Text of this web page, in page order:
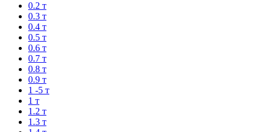
0.2 т
0.3 т
0.4 т
0.5 т
0.6 т
0.7 т
0.8 т
0.9 т
1 -5 т
1 т
1.2 т
1.3 т